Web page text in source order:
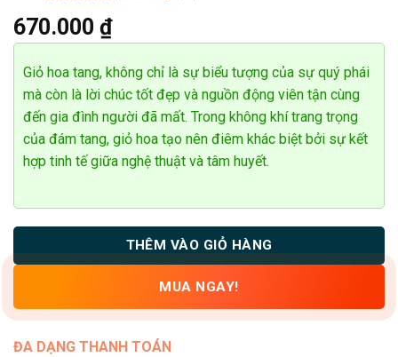
dựa trên
đánh giá
670.000 ₫
Giỏ hoa tang, không chỉ là sự biểu tượng của sự quý phái
mà còn là lời chúc tốt đẹp và nguồn động viên tận cùng
đến gia đình người đã mất. Trong không khí trang trọng
của đám tang, giỏ hoa tạo nên điêm khác biệt bởi sự kết
hợp tinh tế giữa nghệ thuật và tâm huyết.
THÊM VÀO GIỎ HÀNG
MUA NGAY!
ĐA DẠNG THANH TOÁN
công